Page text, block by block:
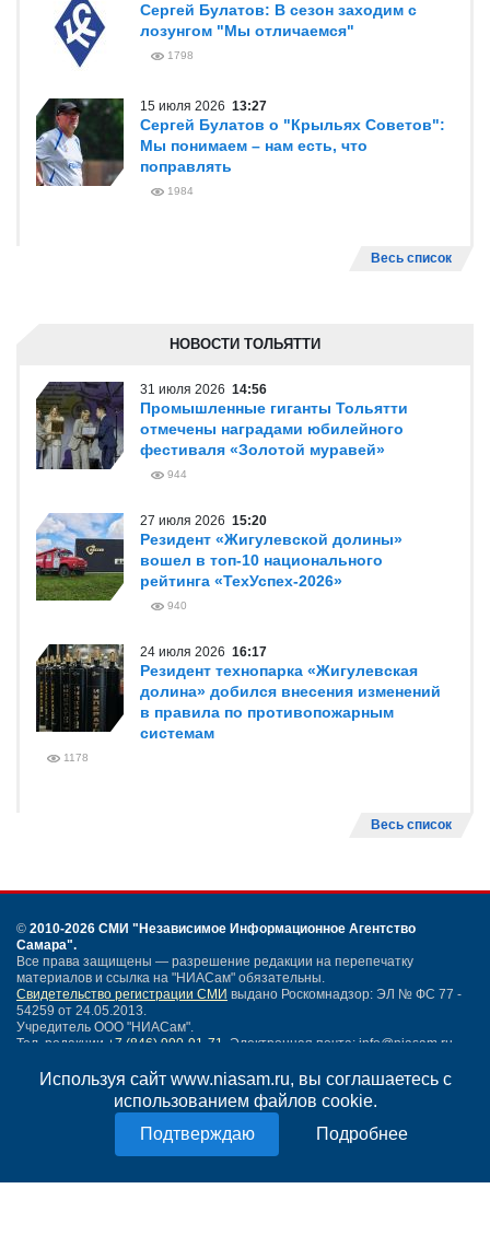
Используя сайт www.niasam.ru, вы соглашаетесь с
использованием файлов cookie.
Подробнее
Сергей Булатов: В сезон заходим с
лозунгом "Мы отличаемся"
1798
15 июля 2026 13:27
Сергей Булатов о "Крыльях Советов":
Мы понимаем – нам есть, что
поправлять
1984
Весь список
НОВОСТИ ТОЛЬЯТТИ
31 июля 2026 14:56
Промышленные гиганты Тольятти
отмечены наградами юбилейного
фестиваля «Золотой муравей»
944
27 июля 2026 15:20
Резидент «Жигулевской долины»
вошел в топ-10 национального
рейтинга «ТехУспех-2026»
940
24 июля 2026 16:17
Резидент технопарка «Жигулевская
долина» добился внесения изменений
в правила по противопожарным
системам
1178
Весь список
© 2010-2026 СМИ "Независимое Информационное Агентство
Самара".
Все права защищены — разрешение редакции на перепечатку
материалов и ссылка на "НИАСам" обязательны.
Свидетельство регистрации СМИ выдано Роскомнадзор: ЭЛ № ФС 77 -
54259 от 24.05.2013.
Учредитель ООО "НИАСам".
Тел. редакции +7 (846) 990-91-71. Электронная почта: info@niasam.ru
Написать письмо
Политика конфиденциальности
18+